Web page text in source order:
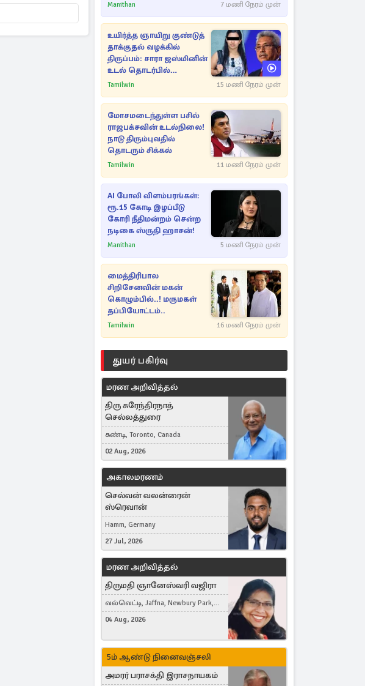
Manithan 7 மணி நேரம் முன்
உயிர்த்த ஞாயிறு குண்டுத்
தாக்குதல் வழக்கில்
திருப்பம்: சாரா ஜஸ்மினின்
உடல் தொடர்பில்
நீதிமன்றத்தில் வெளியான
Tamilwin 15 மணி நேரம் முன்
மோசமடைந்துள்ள பசில்
ராஜபக்சவின் உடல்நிலை!
நாடு திரும்புவதில்
தொடரும் சிக்கல்
Tamilwin 11 மணி நேரம் முன்
AI போலி விளம்பரங்கள்:
ரூ.15 கோடி இழப்பீடு
கோரி நீதிமன்றம் சென்ற
நடிகை ஸ்ருதி ஹாசன்!
Manithan 5 மணி நேரம் முன்
மைத்திரிபால
சிறிசேனவின் மகன்
கொழும்பில்..! மருமகள்
தப்பியோட்டம்..
Tamilwin 16 மணி நேரம் முன்
துயர் பகிர்வு
மரண அறிவித்தல்
திரு சுரேந்திரநாத்
செல்லத்துரை
கண்டி, Toronto, Canada
02 Aug, 2026
அகாலமரணம்
செல்வன் வலன்ரைன்
ஸ்ரெவான்
Hamm, Germany
27 Jul, 2026
மரண அறிவித்தல்
திருமதி ஞானேஸ்வரி வஜிரா
வல்வெட்டி, Jaffna, Newbury Park,
United Kingdom
04 Aug, 2026
5ம் ஆண்டு நினைவஞ்சலி
அமரர் பராசக்தி இராசநாயகம்